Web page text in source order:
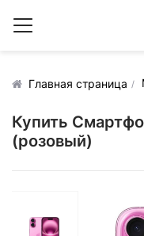
Главная страница
Купить
(розовый)